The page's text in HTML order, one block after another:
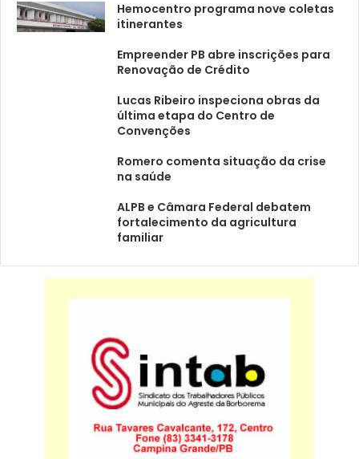
Hemocentro programa nove coletas
itinerantes
Empreender PB abre inscrições para
Renovação de Crédito
Lucas Ribeiro inspeciona obras da
última etapa do Centro de
Convenções
Romero comenta situação da crise
na saúde
ALPB e Câmara Federal debatem
fortalecimento da agricultura
familiar